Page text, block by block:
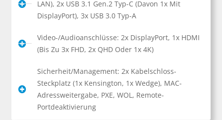
LAN), 2x USB 3.1 Gen.2 Typ-C (davon 1x Mit
DisplayPort), 3x USB 3.0 Typ-A
Video-/Audioanschlüsse: 2x DisplayPort, 1x HDMI
(bis Zu 3x FHD, 2x QHD Oder 1x 4K)
Sicherheit/Management: 2x Kabelschloss-
Steckplatz (1x Kensington, 1x Wedge), MAC-
Adressweitergabe, PXE, WOL, Remote-
Portdeaktivierung